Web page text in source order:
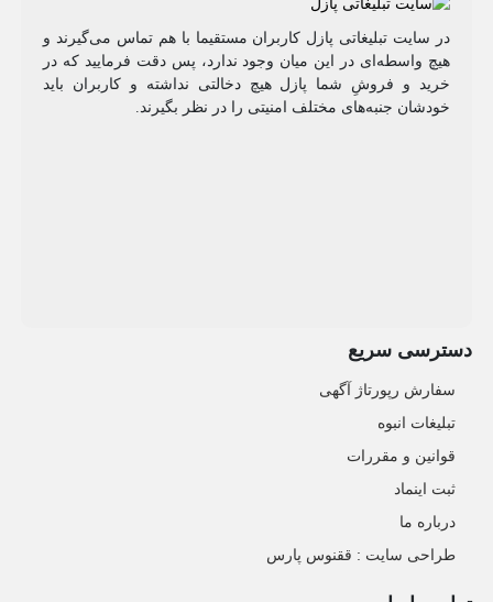
در سایت تبلیغاتی پازل کاربران مستقیما با هم تماس می‌گیرند و
هیچ واسطه‌ای در این میان وجود ندارد، پس دقت فرمایید که در
خرید و فروشِ شما پازل هیچ دخالتی نداشته و کاربران باید
خودشان جنبه‌های مختلف امنیتی را در نظر بگیرند.
دسترسی سریع
سفارش رپورتاژ آگهی
تبلیغات انبوه
قوانین و مقررات
ثبت اینماد
درباره ما
طراحی سایت : ققنوس پارس